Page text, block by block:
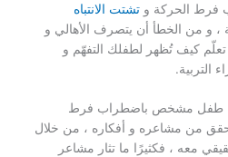
فرط الحركة وتشتت الانتباه
، و من الخطأ أن يتصرف الأهالي و
كيف تُظهر لطفلك التفهّم و
التربية.
طفل مشخص باضطراب فرط
من مشاعره و أفكاره ، من خلال
معه ، فكثيرًا ما تثار مشاعر